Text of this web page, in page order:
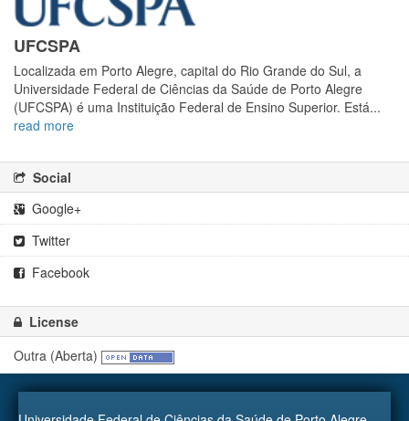
UFCSPA
Localizada em Porto Alegre, capital do Rio Grande do Sul, a
Universidade Federal de Ciências da Saúde de Porto Alegre
(UFCSPA) é uma Instituição Federal de Ensino Superior. Está...
read more
Social
Google+
Twitter
Facebook
License
Outra (Aberta)